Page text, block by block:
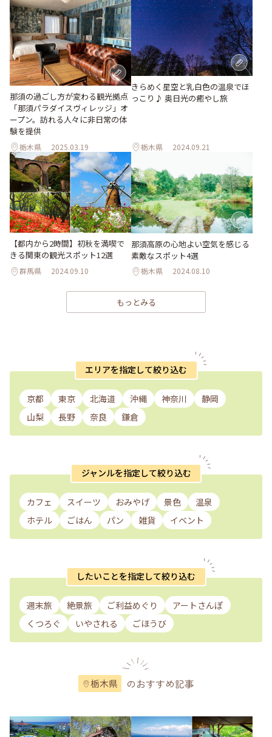
那須の過ごし方が変わる観光拠点
「那須パラダイスヴィレッジ」オ
ープン。訪れる人々に非日常の体
験を提供
栃木県 2025.03.19
きらめく星空と乳白色の温泉でほ
っこり♪ 奥日光の癒やし旅
栃木県 2024.09.21
【都内から2時間】初秋を満喫で
きる関東の観光スポット12選
群馬県 2024.09.10
那須高原の心地よい空気を感じる
素敵なスポット4選
栃木県 2024.08.10
もっとみる
エリアを指定して絞り込む
京都 東京 北海道 沖縄 神奈川
静岡
山梨
長野 奈良 鎌倉
ジャンルを指定して絞り込む
カフェ スイーツ おみやげ 景色
温泉
ホテル
ごはん パン 雑貨 イベント
したいことを指定して絞り込む
週末旅 絶景旅 ご利益めぐり
アートさんぽ
くつろぐ
いやされる ごほうび
栃木県 のおすすめ記事